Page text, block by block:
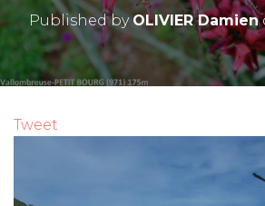
Published byOLIVIER Damien
Tweet